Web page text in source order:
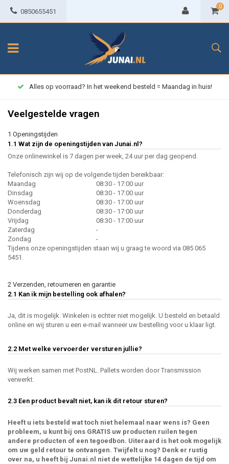
0850655451
0
Alles op voorraad? In het weekend besteld = Maandag in huis!
Veelgestelde vragen
1 Openingstijden
1.1 Wat zijn de openingstijden van Junai.nl?
Onze onlinewinkel is 7 dagen per week, 24 uur per dag geopend.
Telefonisch zijn wij op de volgende tijden bereikbaar:
Maandag
08:30 - 17:00 uur
Dinsdag
08:30 - 17:00 uur
Woensdag
08:30 - 17:00 uur
Donderdag
08:30 - 17:00 uur
Vrijdag
08:30 - 17:00 uur
Zaterdag
-
Zondag
-
Tijdens onze openingstijden staan wij u graag te woord via 085 065
5451.
2 Verzenden, retourneren en garantie
2.1 Kan ik mijn bestelling ook afhalen?
Ja, dit is mogelijk. Winkelen is echter niet mogelijk. U besteld en betaald
online en wij sturen u een e-mail wanneer uw bestelling voor u klaar ligt.
2.2 Met welke vervoerder versturen jullie?
Wij werken samen met PostNL. Pallets worden door Transmission
verwerkt.
2.3 Een product bevalt niet, kan ik dit retour sturen?
Heeft u iets besteld wat toch niet helemaal naar wens is? Geen
probleem, u kunt bij ons GRATIS uw producten ruilen tegen
andere producten of een tegoedbon. Uiteraard is het ook mogelijk
om uw geld retour te ontvangen. Twijfelt u nog? Denk er rustig
over na, u heeft bij Junai.nl niet de wettelijke 14 dagen de tijd om